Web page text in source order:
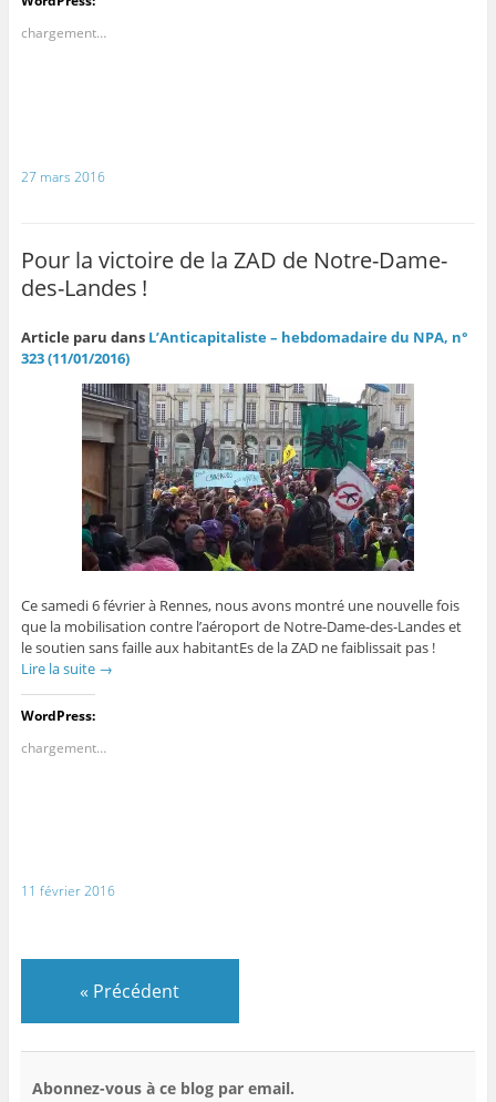
chargement…
27 mars 2016
Pour la victoire de la ZAD de Notre-Dame-
des-Landes !
Article paru dans L’Anticapitaliste – hebdomadaire du NPA, n°
323 (11/01/2016)
Ce samedi 6 février à Rennes, nous avons montré une nouvelle fois
que la mobilisation contre l’aéroport de Notre-Dame-des-Landes et
le soutien sans faille aux habitantEs de la ZAD ne faiblissait pas !
Lire la suite →
WordPress:
chargement…
11 février 2016
« Précédent
Abonnez-vous à ce blog par email.